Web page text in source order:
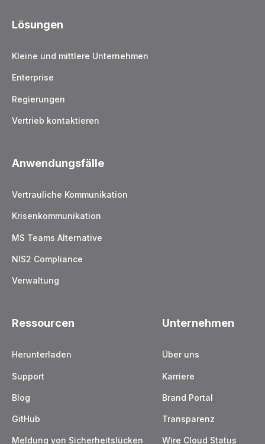
Lösungen
Kleine und mittlere Unternehmen
Enterprise
Regierungen
Vertrieb kontaktieren
Anwendungsfälle
Vertrauliche Kommunikation
Krisenkommunikation
MS Teams Alternative
NIS2 Compliance
Verwaltung
Ressourcen
Herunterladen
Support
Blog
GitHub
Meldung von Sicherheitslücken
Unternehmen
Über uns
Karriere
Brand Portal
Transparenz
Wire Cloud Status